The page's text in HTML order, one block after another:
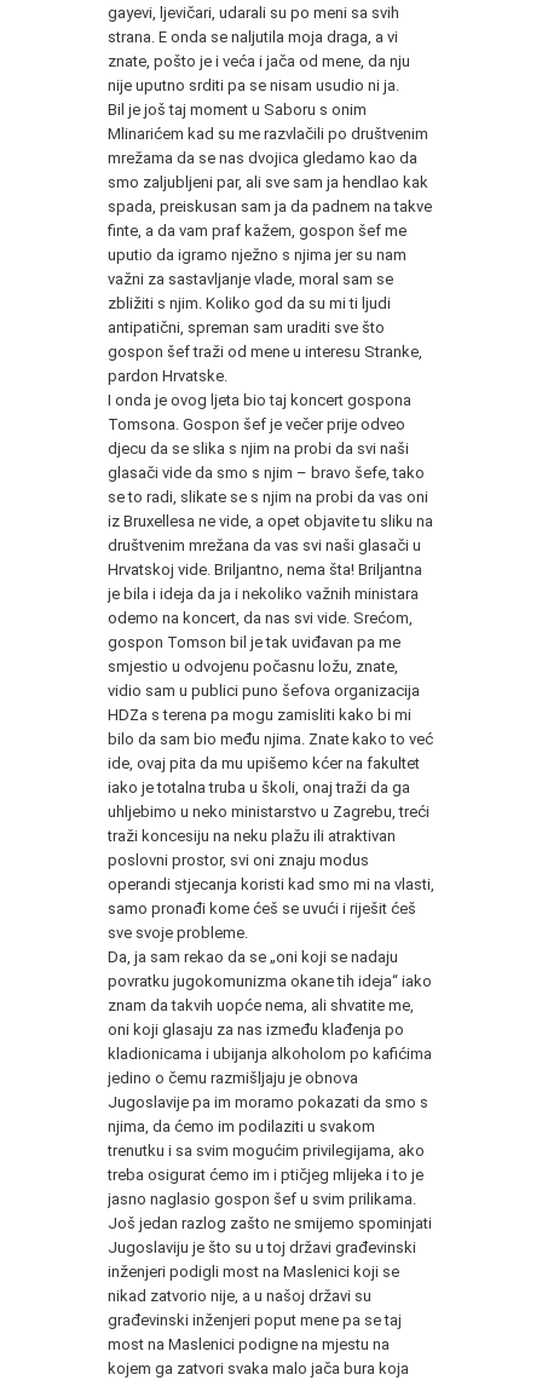
gayevi, ljevičari, udarali su po meni sa svih
strana. E onda se naljutila moja draga, a vi
znate, pošto je i veća i jača od mene, da nju
nije uputno srditi pa se nisam usudio ni ja.
Bil je još taj moment u Saboru s onim
Mlinarićem kad su me razvlačili po društvenim
mrežama da se nas dvojica gledamo kao da
smo zaljubljeni par, ali sve sam ja hendlao kak
spada, preiskusan sam ja da padnem na takve
finte, a da vam praf kažem, gospon šef me
uputio da igramo nježno s njima jer su nam
važni za sastavljanje vlade, moral sam se
zbližiti s njim. Koliko god da su mi ti ljudi
antipatični, spreman sam uraditi sve što
gospon šef traži od mene u interesu Stranke,
pardon Hrvatske.
I onda je ovog ljeta bio taj koncert gospona
Tomsona. Gospon šef je večer prije odveo
djecu da se slika s njim na probi da svi naši
glasači vide da smo s njim – bravo šefe, tako
se to radi, slikate se s njim na probi da vas oni
iz Bruxellesa ne vide, a opet objavite tu sliku na
društvenim mrežana da vas svi naši glasači u
Hrvatskoj vide. Briljantno, nema šta! Briljantna
je bila i ideja da ja i nekoliko važnih ministara
odemo na koncert, da nas svi vide. Srećom,
gospon Tomson bil je tak uviđavan pa me
smjestio u odvojenu počasnu ložu, znate,
vidio sam u publici puno šefova organizacija
HDZa s terena pa mogu zamisliti kako bi mi
bilo da sam bio među njima. Znate kako to već
ide, ovaj pita da mu upišemo kćer na fakultet
iako je totalna truba u školi, onaj traži da ga
uhljebimo u neko ministarstvo u Zagrebu, treći
traži koncesiju na neku plažu ili atraktivan
poslovni prostor, svi oni znaju modus
operandi stjecanja koristi kad smo mi na vlasti,
samo pronađi kome ćeš se uvući i riješit ćeš
sve svoje probleme.
Da, ja sam rekao da se „oni koji se nadaju
povratku jugokomunizma okane tih ideja“ iako
znam da takvih uopće nema, ali shvatite me,
oni koji glasaju za nas između klađenja po
kladionicama i ubijanja alkoholom po kafićima
jedino o čemu razmišljaju je obnova
Jugoslavije pa im moramo pokazati da smo s
njima, da ćemo im podilaziti u svakom
trenutku i sa svim mogućim privilegijama, ako
treba osigurat ćemo im i ptičjeg mlijeka i to je
jasno naglasio gospon šef u svim prilikama.
Još jedan razlog zašto ne smijemo spominjati
Jugoslaviju je što su u toj državi građevinski
inženjeri podigli most na Maslenici koji se
nikad zatvorio nije, a u našoj državi su
građevinski inženjeri poput mene pa se taj
most na Maslenici podigne na mjestu na
kojem ga zatvori svaka malo jača bura koja